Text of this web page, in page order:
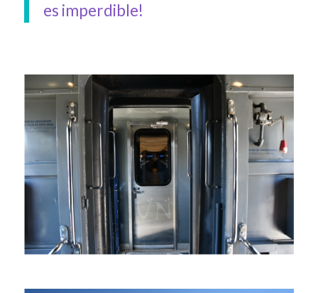
es imperdible!